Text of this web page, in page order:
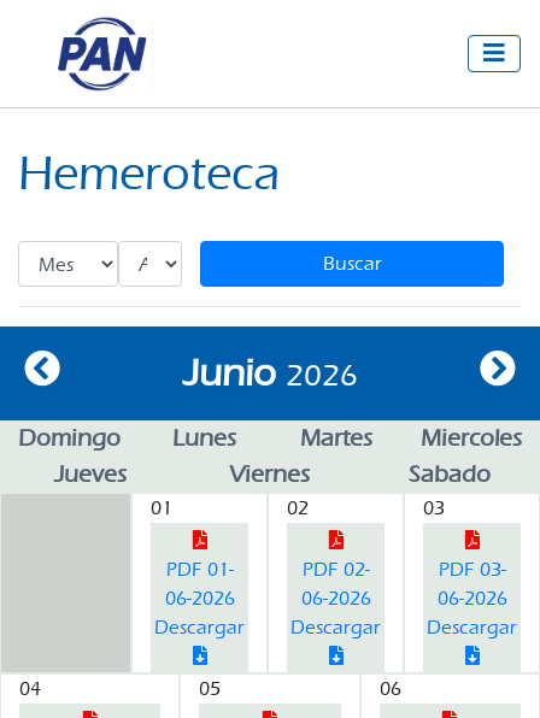
Hemeroteca
Buscar
Junio 2026
Domingo Lunes Martes
Miercoles
Jueves
Viernes Sabado
01
PDF 01-
06-2026
Descargar
02
PDF 02-
06-2026
Descargar
03
PDF 03-
06-2026
Descargar
04 05 06